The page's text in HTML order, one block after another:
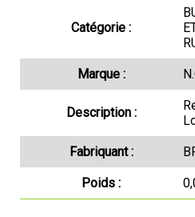
Catégorie :
Marque :
Description :
Fabriquant :
Poids :